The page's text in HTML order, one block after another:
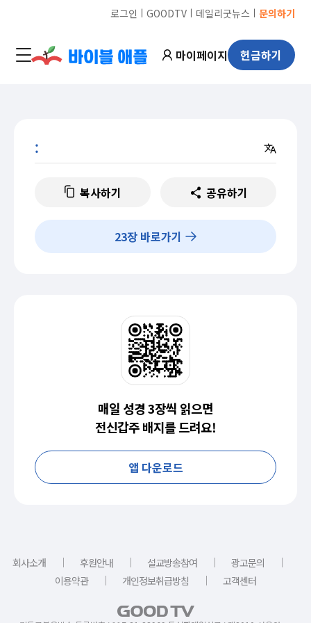
로그인 ㅣ GOODTVㅣ 데일리굿뉴스 ㅣ 문의하기
마이페이지 헌금하기
:
복사하기 공유하기
23장 바로가기
매일 성경 3장씩 읽으면
전신갑주 배지를 드려요!
앱 다운로드
회사소개 ｜ 후원안내 ｜ 설교방송참여 ｜ 광고문의
｜
이용약관
｜ 개인정보취급방침 ｜ 고객센터